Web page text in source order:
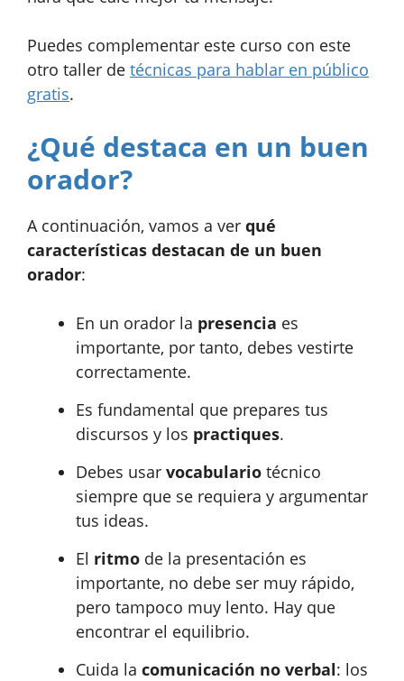
Puedes complementar este curso con este
otro taller de técnicas para hablar en público
gratis.
¿Qué destaca en un buen
orador?
A continuación, vamos a ver qué
características destacan de un buen
orador:
En un orador la presencia es
importante, por tanto, debes vestirte
correctamente.
Es fundamental que prepares tus
discursos y los practiques.
Debes usar vocabulario técnico
siempre que se requiera y argumentar
tus ideas.
El ritmo de la presentación es
importante, no debe ser muy rápido,
pero tampoco muy lento. Hay que
encontrar el equilibrio.
Cuida la comunicación no verbal: los